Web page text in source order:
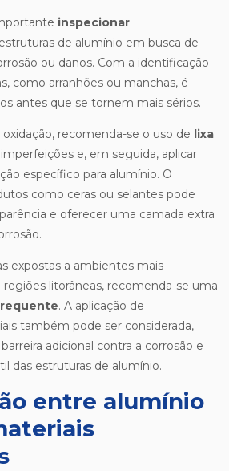
inspecionar
de alumínio em busca de
ou danos. Com a identificação
como arranhões ou manchas, é
antes que se tornem mais sérios.
recomenda-se o uso de lixa
e, em seguida, aplicar
específico para alumínio. O
como ceras ou selantes pode
e oferecer uma camada extra
expostas a ambientes mais
litorâneas, recomenda-se uma
. A aplicação de
também pode ser considerada,
adicional contra a corrosão e
das estruturas de alumínio.
entre alumínio